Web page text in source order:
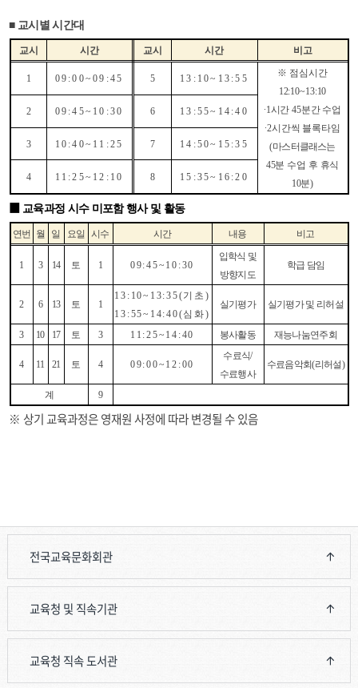
■ 교시별 시간대
교시 시간 교시 시간 비고
1 09:00~09:45 5 13:10~13:55 ※ 점심시간
12:10~13:10
∙1시간45분간 수업
∙2시간씩 블록타임
(마스터클래스는
45분 수업 후 휴식
10분)
2 09:45~10:30 6 13:55~14:40
3 10:40~11:25 7 14:50~15:35
4 11:25~12:10 8 15:35~16:20
■ 교육과정 시수 미포함 행사 및 활동
연번 월 일 요일 시수 시간 내용 비고
1 3 14 토 1 09:45~10:30
입학식 및
방향지도
학급 담임
2 6 13 토 1
13:10~13:35(기초 )
13:55~14:40(심화)
실기평가 실기평가 및 리허설
3 10 17 토 3 11:25~14:40 봉사활동 재능나눔연주회
4 11 21 토 4 09:00~12:00
수료식/
수료행사
수료음악회(리허설)
계 9
※ 상기 교육과정은 영재원 사정에 따라 변경될 수 있음
전국교육문화회관
교육청 및 직속기관
교육청 직속 도서관